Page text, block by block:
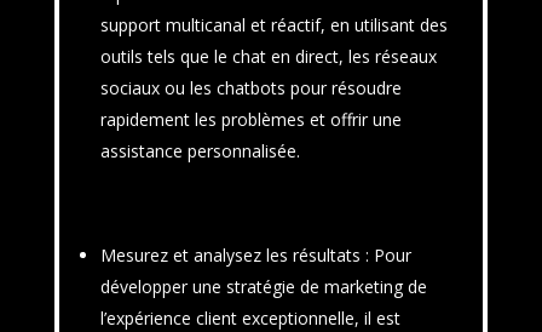
support multicanal et réactif, en utilisant des
outils tels que le chat en direct, les réseaux
sociaux ou les chatbots pour résoudre
rapidement les problèmes et offrir une
assistance personnalisée.
Mesurez et analysez les résultats : Pour
développer une stratégie de marketing de
l’expérience client exceptionnelle, il est